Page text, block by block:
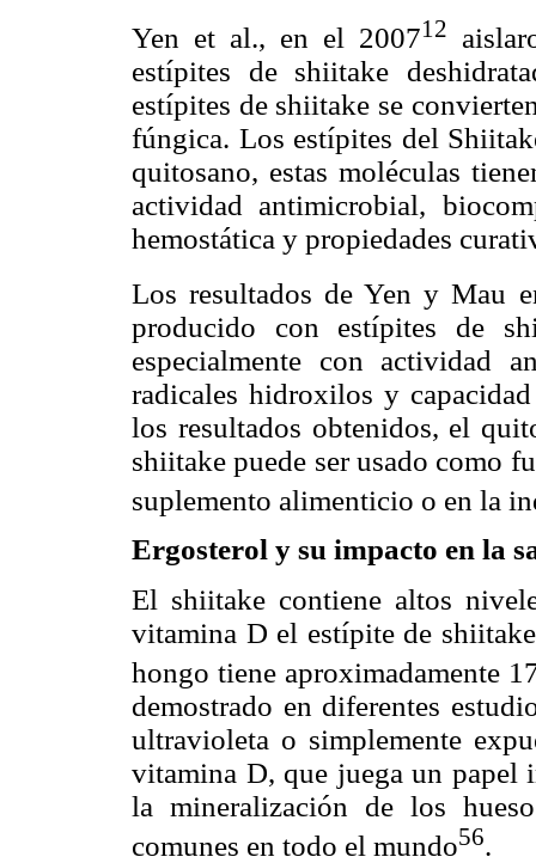
Yen et al., en el 200712
estípites de shiitake
estípites de shiitake se
fúngica. Los estípites del
quitosano, estas moléculas
actividad antimicrobial,
hemostática y propiedades
Los resultados de Yen y Mau
producido con estípites de
especialmente con actividad
radicales hidroxilos y
los resultados obtenidos, el
shiitake puede ser usado como
suplemento alimenticio o en la
Ergosterol y su impacto en la
El shiitake contiene altos
vitamina D el estípite de
hongo tiene aproximadamente
demostrado en diferentes
ultravioleta o simplemente
vitamina D, que juega un papel
la mineralización de los
comunes en todo el mundo56.